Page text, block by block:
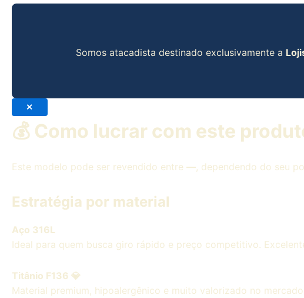
Somos atacadista destinado exclusivamente a
✕
💰 Como lucrar com este
Este modelo pode ser revendido entre — , dependendo do seu
Estratégia por material
Aço 316L
Ideal para quem busca giro rápido e preço competitivo.
Titânio F136 💎
Material premium, hipoalergênico e muito valorizado no